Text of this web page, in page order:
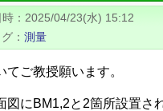
時
2025/04/23(水) 15:12
グ 測量
てご教授願います。
図にBM1,2と2箇所設置さ